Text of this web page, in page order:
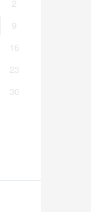
2
9
16
23
30